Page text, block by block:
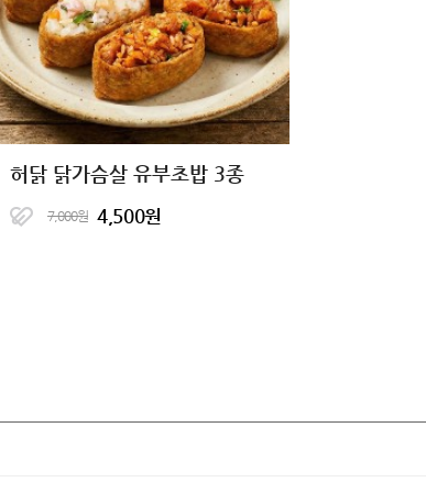
허닭 닭가슴살 유부초밥 3종
7,000원 4,500원